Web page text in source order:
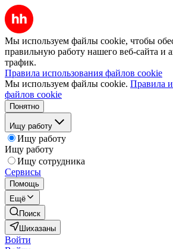
Мы используем файлы cookie, чтобы
правильную работу нашего веб-сайта и
трафик.
Правила использования файлов cookie
Мы используем файлы cookie. Правила
файлов cookie
Понятно
Ищу работу
Ищу работу
Ищу работу
Ищу сотрудника
Сервисы
Помощь
Ещё
Поиск
Шихазаны
Войти